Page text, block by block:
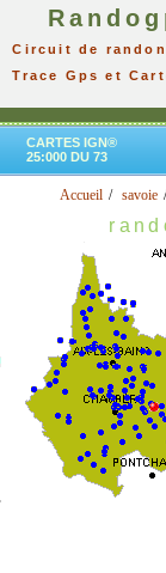
Circuit de
Trace Gps et
CARTES IGN®
25:000 DU 73
Accueil savoie